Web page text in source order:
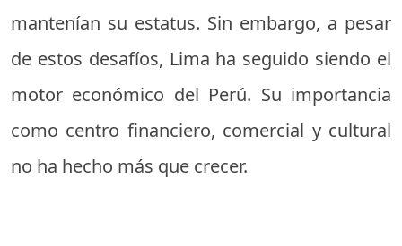
mantenían su estatus. Sin embargo, a pesar
de estos desafíos, Lima ha seguido siendo el
motor económico del Perú. Su importancia
como centro financiero, comercial y cultural
no ha hecho más que crecer.